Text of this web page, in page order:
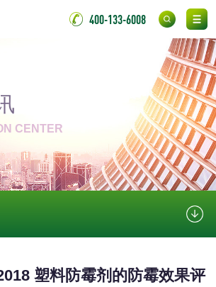
400-133-6008
CENTER
塑料防霉剂的防霉效果评
测
无底纸冷裱膜压敏
BOPP压敏胶粘带检
氟硅密封胶检测
属
金属材料质量检测 金属硬度测试
金属材料检测 喷嘴检测
伸缩警棍检测